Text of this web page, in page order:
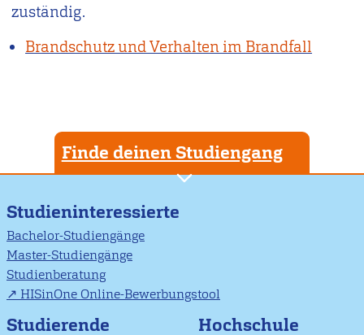
zuständig.
Brandschutz und Verhalten im Brandfall
Finde deinen Studiengang
Studieninteressierte
Bachelor-Studiengänge
Master-Studiengänge
Studienberatung
HISinOne Online-Bewerbungstool
Studierende Hochschule